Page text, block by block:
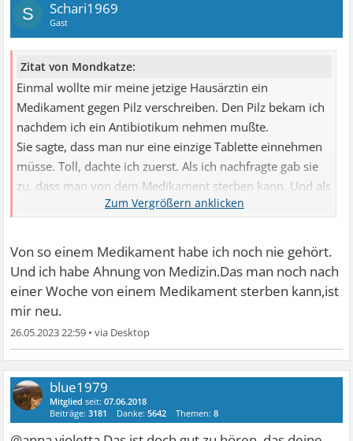
S Schari1969
Gast
Zitat von Mondkatze:
Einmal wollte mir meine jetzige Hausärztin ein
Medikament gegen Pilz verschreiben. Den Pilz bekam ich
nachdem ich ein Antibiotikum nehmen mußte.
Sie sagte, dass man nur eine einzige Tablette einnehmen
müsse. Toll, dachte ich zuerst. Als ich nachfragte gab sie
zu, dass man von dem Medikament sterben kann. Und als
ich dann noch über das Medikament recherchierte las ich,
sterben kann.
Von so einem Medikament habe ich noch nie gehört.
Und ich habe Ahnung von Medizin.Das man noch nach
einer Woche von einem Medikament sterben kann,ist
mir neu.
26.05.2023 22:59 •
blue1979
Mitglied seit:07.06.2018
Beiträge:3181 Danke:5642 Themen:8